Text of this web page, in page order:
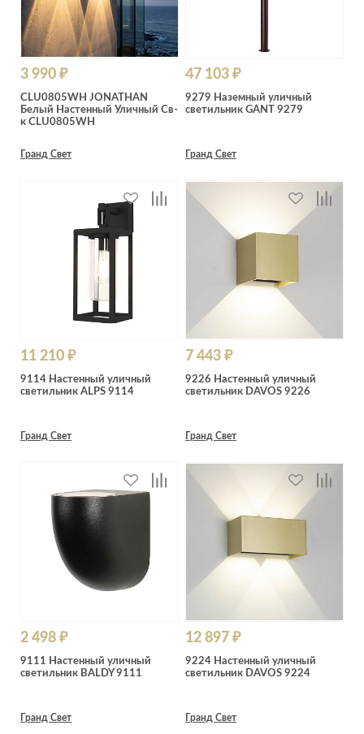
3 990 ₽
CLU0805WH JONATHAN
Белый Настенный Уличный Св-
к CLU0805WH
Гранд Свет
47 103 ₽
9279 Наземный уличный
светильник GANT 9279
Гранд Свет
11 210 ₽
9114 Настенный уличный
светильник ALPS 9114
Гранд Свет
7 443 ₽
9226 Настенный уличный
светильник DAVOS 9226
Гранд Свет
2 498 ₽
9111 Настенный уличный
светильник BALDY 9111
Гранд Свет
12 897 ₽
9224 Настенный уличный
светильник DAVOS 9224
Гранд Свет